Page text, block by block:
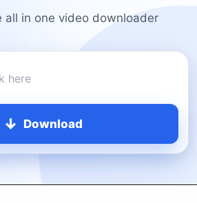
all in one video downloader
Download